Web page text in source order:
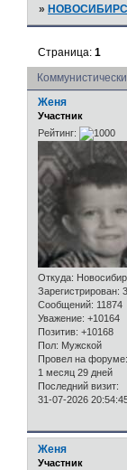
»НОВОСИБИРСК
Страница:1
Женя
Участник
Рейтинг:
Откуда:
Зарегистрирован:
Сообщений: 11874
Уважение: +10164
Позитив: +10168
Пол: Мужской
Провел на форуме:
1 месяц 29 дней
Последний визит:
31-07-2026
Женя
Участник